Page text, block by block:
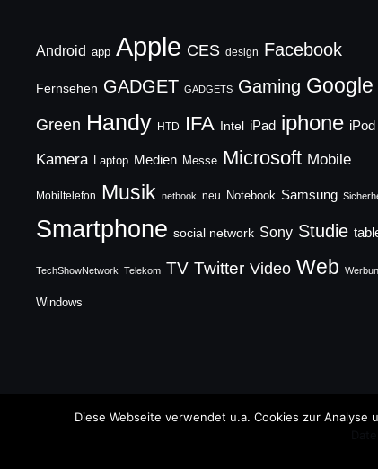
Android app Apple CES design Facebook
Fernsehen GADGET GADGETS Gaming Google
Green Handy HTD IFA Intel iPad iphone iPod
Kamera Laptop Medien Messe Microsoft Mobile
Mobiltelefon Musik netbook neu Notebook Samsung
Smartphone social network Sony Studie
TechShowNetwork Telekom TV Twitter Video Web
Windows
Copyright © 2026 TechFieber Blog
Diese Webseite verwendet u.a. Cookies zur